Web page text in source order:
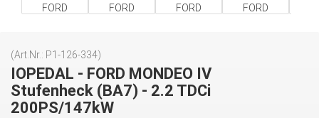
(Art.Nr.: P1-126-334)
IOPEDAL - FORD MONDEO IV
Stufenheck (BA7) - 2.2 TDCi
200PS/147kW